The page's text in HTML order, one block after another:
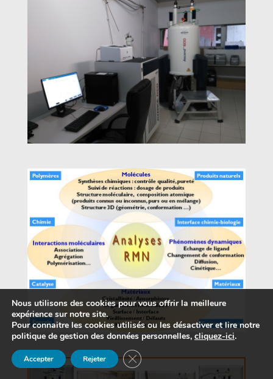
Nous utilisons des cookies pour vous offrir la meilleure
expérience sur notre site.
Pour connaitre les cookies utilisés ou les désactiver et lire notre
politique de gestion des données personnelles, cliquez-ici.
Accepter Rejeter Fermer la bannière des cookies